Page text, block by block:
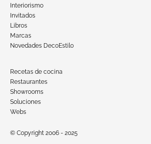
Interiorismo
Invitados
Libros
Marcas
Novedades DecoEstilo
Recetas de cocina
Restaurantes
Showrooms
Soluciones
Webs
© Copyright 2006 - 2025